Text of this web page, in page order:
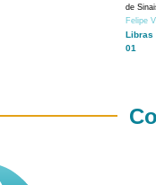
de
Felipe
Libras
01